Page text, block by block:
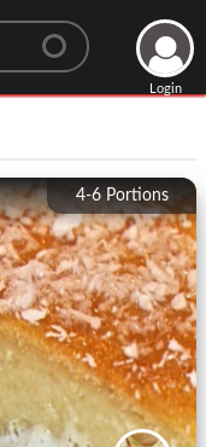
Login
4-6 Portions